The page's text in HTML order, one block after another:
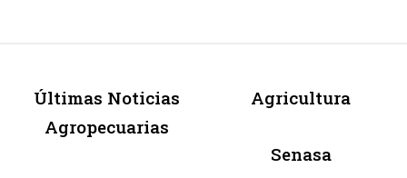
Últimas Noticias
Agropecuarias
Agricultura
Senasa